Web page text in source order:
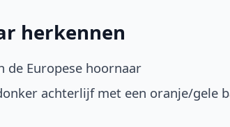
herkennen
de Europese hoornaar
achterlijf met een oranje/gele